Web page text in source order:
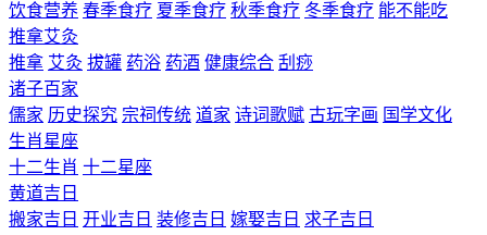
饮食营养 春季食疗 夏季食疗 秋季食疗 冬季食疗 能不能吃
推拿艾灸
推拿 艾灸 拔罐 药浴 药酒 健康综合 刮痧
诸子百家
儒家 历史探究 宗祠传统 道家 诗词歌赋 古玩字画 国学文化
生肖星座
十二生肖 十二星座
黄道吉日
搬家吉日 开业吉日 装修吉日 嫁娶吉日 求子吉日